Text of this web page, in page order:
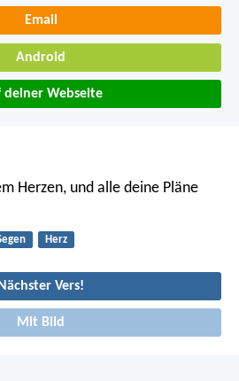
Email
Android
deiner Webseite
Herzen, und alle deine Pläne
Herz
Nächster Vers!
Mit Bild